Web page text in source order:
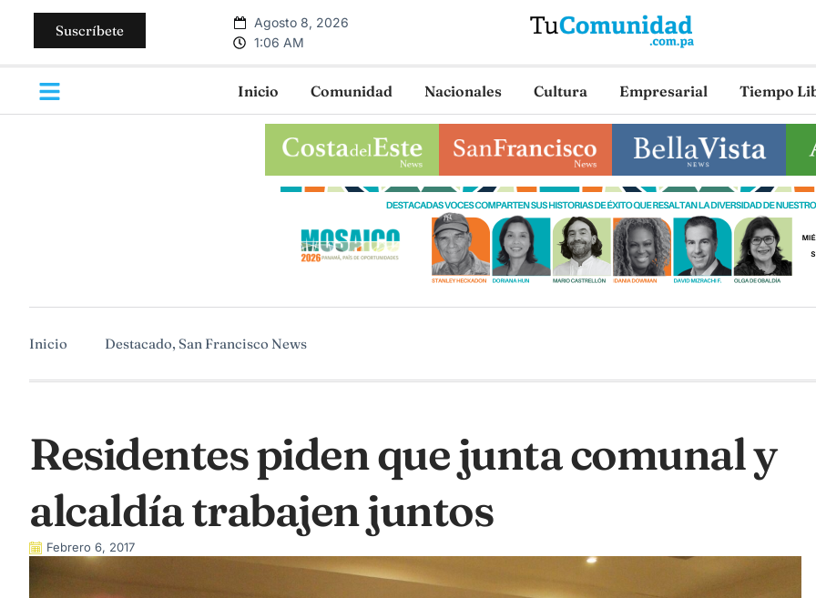
Suscríbete
Agosto 8, 2026
1:06 AM
Inicio Comunidad Nacionales Cultura Empresarial Tiempo
Inicio Destacado, San Francisco News
Residentes piden que junta comunal y
alcaldía trabajen juntos
Febrero 6, 2017